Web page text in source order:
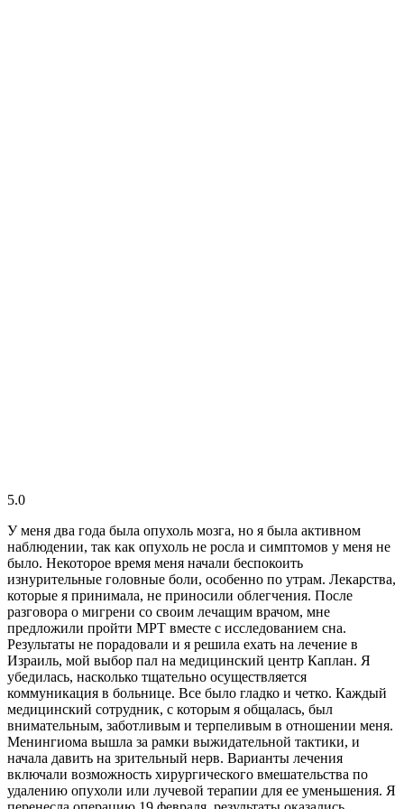
5.0
У меня два года была опухоль мозга, но я была активном
наблюдении, так как опухоль не росла и симптомов у меня не
было. Некоторое время меня начали беспокоить
изнурительные головные боли, особенно по утрам. Лекарства,
которые я принимала, не приносили облегчения. После
разговора о мигрени со своим лечащим врачом, мне
предложили пройти МРТ вместе с исследованием сна.
Результаты не порадовали и я решила ехать на лечение в
Израиль, мой выбор пал на медицинский центр Каплан. Я
убедилась, насколько тщательно осуществляется
коммуникация в больнице. Все было гладко и четко. Каждый
медицинский сотрудник, с которым я общалась, был
внимательным, заботливым и терпеливым в отношении меня.
Менингиома вышла за рамки выжидательной тактики, и
начала давить на зрительный нерв. Варианты лечения
включали возможность хирургического вмешательства по
удалению опухоли или лучевой терапии для ее уменьшения. Я